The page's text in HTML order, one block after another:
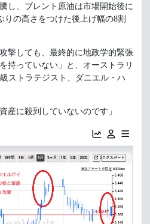
し、ブレント原油は市場開始後に
りの高さをつけた後上げ幅の8割
撃しても、最終的に地政学的緊張
持っていない」と、オーストラリ
ストラテジスト、ダニエル・ハ
産に殺到していないのです」